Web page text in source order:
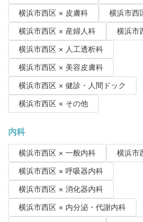
横浜市西区 × 皮膚科
横浜市西
横浜市西区 × 産婦人科
横浜市
横浜市西区 × 人工透析科
横浜市西区 × 美容皮膚科
横浜市西区 × 健診・人間ドック
横浜市西区 × その他
内科
横浜市西区 × 一般内科
横浜市
横浜市西区 × 呼吸器内科
横浜市西区 × 消化器内科
横浜市西区 × 内分泌・代謝内科